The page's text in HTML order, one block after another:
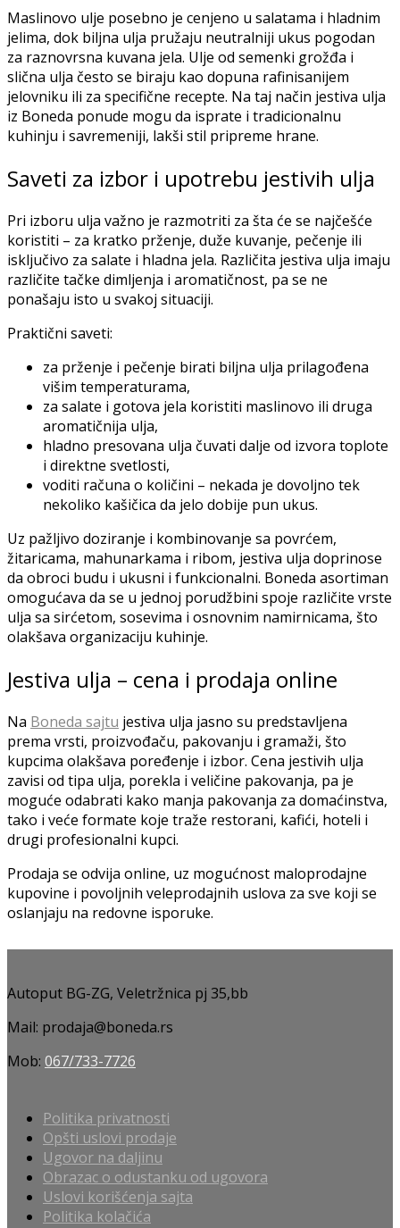
Maslinovo ulje posebno je cenjeno u salatama i hladnim
jelima, dok biljna ulja pružaju neutralniji ukus pogodan
za raznovrsna kuvana jela. Ulje od semenki grožđa i
slična ulja često se biraju kao dopuna rafinisanijem
jelovniku ili za specifične recepte. Na taj način jestiva ulja
iz Boneda ponude mogu da isprate i tradicionalnu
kuhinju i savremeniji, lakši stil pripreme hrane.
Saveti za izbor i upotrebu jestivih ulja
Pri izboru ulja važno je razmotriti za šta će se najčešće
koristiti – za kratko prženje, duže kuvanje, pečenje ili
isključivo za salate i hladna jela. Različita jestiva ulja imaju
različite tačke dimljenja i aromatičnost, pa se ne
ponašaju isto u svakoj situaciji.
Praktični saveti:
za prženje i pečenje birati biljna ulja prilagođena
višim temperaturama,
za salate i gotova jela koristiti maslinovo ili druga
aromatičnija ulja,
hladno presovana ulja čuvati dalje od izvora toplote
i direktne svetlosti,
voditi računa o količini – nekada je dovoljno tek
nekoliko kašičica da jelo dobije pun ukus.
Uz pažljivo doziranje i kombinovanje sa povrćem,
žitaricama, mahunarkama i ribom, jestiva ulja doprinose
da obroci budu i ukusni i funkcionalni. Boneda asortiman
omogućava da se u jednoj porudžbini spoje različite vrste
ulja sa sirćetom, sosevima i osnovnim namirnicama, što
olakšava organizaciju kuhinje.
Jestiva ulja – cena i prodaja online
Na Boneda sajtu jestiva ulja jasno su predstavljena
prema vrsti, proizvođaču, pakovanju i gramaži, što
kupcima olakšava poređenje i izbor. Cena jestivih ulja
zavisi od tipa ulja, porekla i veličine pakovanja, pa je
moguće odabrati kako manja pakovanja za domaćinstva,
tako i veće formate koje traže restorani, kafići, hoteli i
drugi profesionalni kupci.
Prodaja se odvija online, uz mogućnost maloprodajne
kupovine i povoljnih veleprodajnih uslova za sve koji se
oslanjaju na redovne isporuke.
Autoput BG-ZG, Veletržnica pj 35,bb
Mail: prodaja@boneda.rs
Mob: 067/733-7726
Politika privatnosti
Opšti uslovi prodaje
Ugovor na daljinu
Obrazac o odustanku od ugovora
Uslovi korišćenja sajta
Politika kolačića